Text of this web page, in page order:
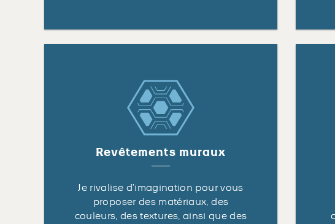
Revêtements muraux
Je rivalise d’imagination pour vous
proposer des matériaux, des
couleurs, des textures, ainsi que des